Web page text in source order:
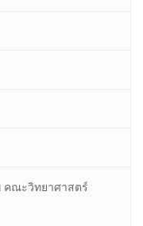
ณะวิทยาศาสตร์